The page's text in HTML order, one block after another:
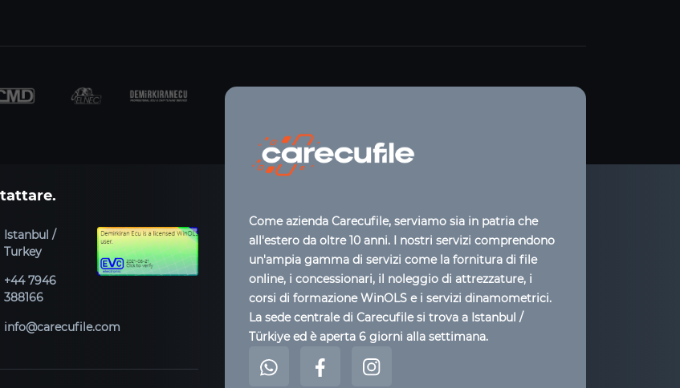
Istanbul /
Turkey
+44 7946
388166
info@carecufile.com
Come azienda Carecufile, serviamo sia in patria che
all'estero da oltre 10 anni. I nostri servizi comprendono
un'ampia gamma di servizi come la fornitura di file
online, i concessionari, il noleggio di attrezzature, i
corsi di formazione WinOLS e i servizi dinamometrici.
La sede centrale di Carecufile si trova a Istanbul /
Türkiye ed è aperta 6 giorni alla settimana.